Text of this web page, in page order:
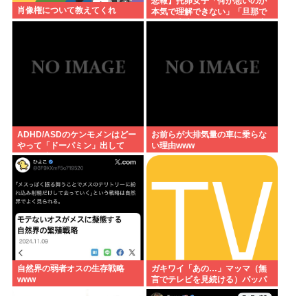
肖像権について教えてくれ
本気で理解できない」「旦那で
はなく本当に好きな人の子を産
ADHD/ASDのケンモメンはどー
やって「ドーパミン」出して
る？？助けて…
お前らが大排気量の車に乗らな
い理由www
自然界の弱者オスの生存戦略
www
ガキワイ「あの…」マッマ（無
言でテレビを見続ける）パッパ
「おい?勉強しろや?」